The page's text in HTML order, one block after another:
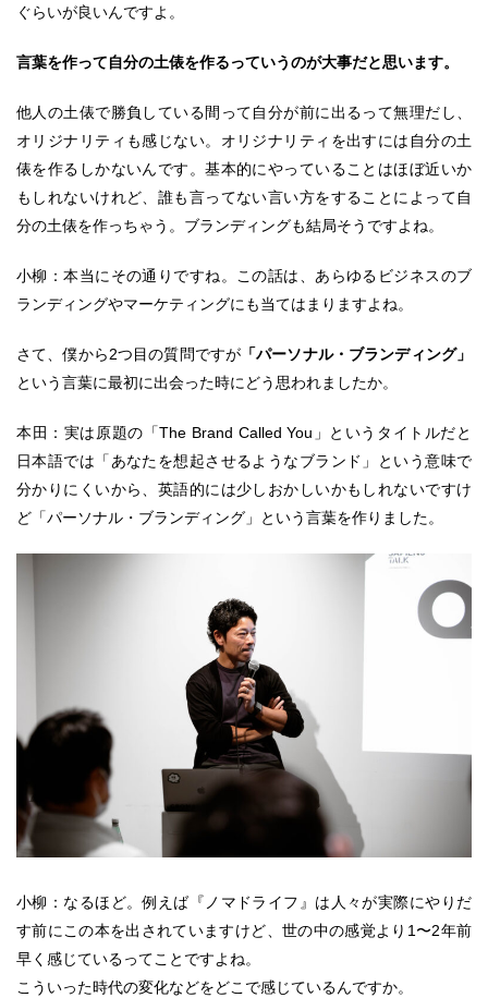
ぐらいが良いんですよ。
言葉を作って自分の土俵を作るっていうのが大事だと思います。
他人の土俵で勝負している間って自分が前に出るって無理だし、
オリジナリティも感じない。オリジナリティを出すには自分の土
俵を作るしかないんです。基本的にやっていることはほぼ近いか
もしれないけれど、誰も言ってない言い方をすることによって自
分の土俵を作っちゃう。ブランディングも結局そうですよね。
小柳：本当にその通りですね。この話は、あらゆるビジネスのブ
ランディングやマーケティングにも当てはまりますよね。
さて、僕から2つ目の質問ですが 「パーソナル・ブランディング」
という言葉に最初に出会った時にどう思われましたか。
本田：実は原題の「The Brand Called You」というタイトルだと
日本語では「あなたを想起させるようなブランド」という意味で
分かりにくいから、英語的には少しおかしいかもしれないですけ
ど「パーソナル・ブランディング」という言葉を作りました。
小柳：なるほど。例えば『ノマドライフ』は人々が実際にやりだ
す前にこの本を出されていますけど、世の中の感覚より1〜2年前
早く感じているってことですよね。
こういった時代の変化などをどこで感じているんですか。